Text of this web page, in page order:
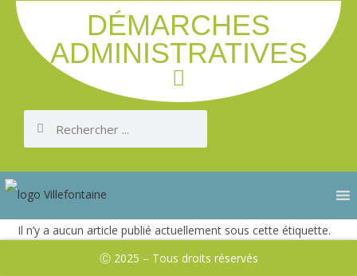
DÉMARCHES
ADMINISTRATIVES
Il n’y a aucun article publié actuellement sous cette étiquette.
Ⓒ 2025 – Tous droits réservés